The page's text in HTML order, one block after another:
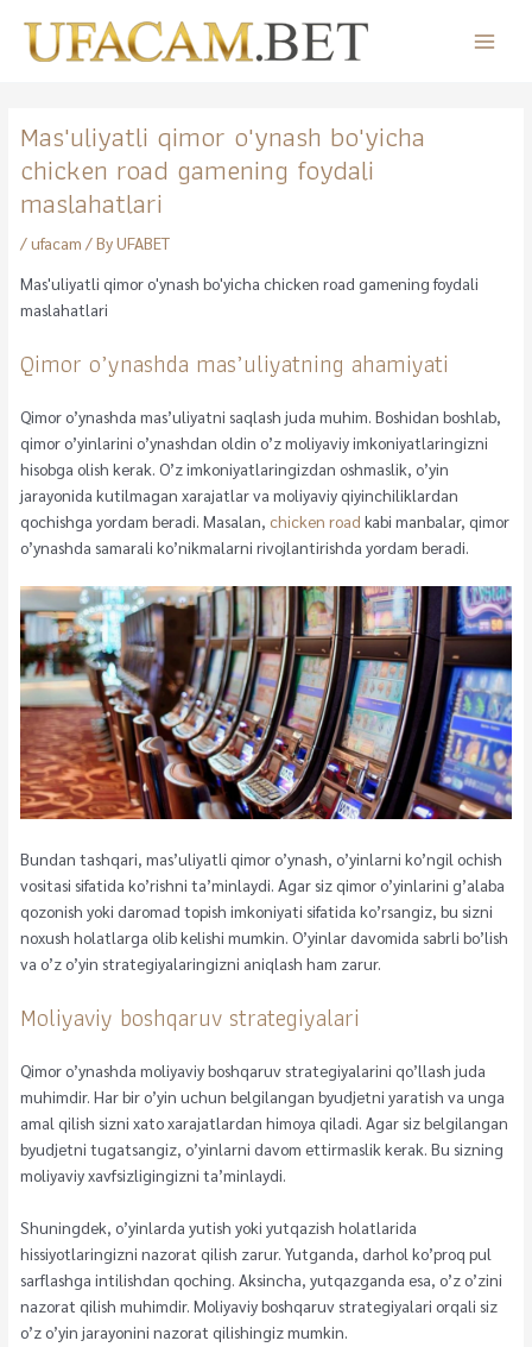
content
Main
Mas'uliyatli qimor o'ynash bo'yicha
chicken road gamening foydali
maslahatlari
/ufacam / ByUFABET
Mas'uliyatli qimor o'ynash bo'yicha chicken road gamening foydali
maslahatlari
Qimor o’ynashda mas’uliyatning ahamiyati
Qimor o’ynashda mas’uliyatni saqlash juda muhim. Boshidan boshlab,
qimor o’yinlarini o’ynashdan oldin o’z moliyaviy imkoniyatlaringizni
hisobga olish kerak. O’z imkoniyatlaringizdan oshmaslik, o’yin
jarayonida kutilmagan xarajatlar va moliyaviy qiyinchiliklardan
qochishga yordam beradi. Masalan, chicken road kabi manbalar, qimor
o’ynashda samarali ko’nikmalarni rivojlantirishda yordam beradi.
Bundan tashqari, mas’uliyatli qimor o’ynash, o’yinlarni ko’ngil ochish
vositasi sifatida ko’rishni ta’minlaydi. Agar siz qimor o’yinlarini g’alaba
qozonish yoki daromad topish imkoniyati sifatida ko’rsangiz, bu sizni
noxush holatlarga olib kelishi mumkin. O’yinlar davomida sabrli bo’lish
va o’z o’yin strategiyalaringizni aniqlash ham zarur.
Moliyaviy boshqaruv strategiyalari
Qimor o’ynashda moliyaviy boshqaruv strategiyalarini qo’llash juda
muhimdir. Har bir o’yin uchun belgilangan byudjetni yaratish va unga
amal qilish sizni xato xarajatlardan himoya qiladi. Agar siz belgilangan
byudjetni tugatsangiz, o’yinlarni davom ettirmaslik kerak. Bu sizning
moliyaviy xavfsizligingizni ta’minlaydi.
Shuningdek, o’yinlarda yutish yoki yutqazish holatlarida
hissiyotlaringizni nazorat qilish zarur. Yutganda, darhol ko’proq pul
sarflashga intilishdan qoching. Aksincha, yutqazganda esa, o’z o’zini
nazorat qilish muhimdir. Moliyaviy boshqaruv strategiyalari orqali siz
o’z o’yin jarayonini nazorat qilishingiz mumkin.